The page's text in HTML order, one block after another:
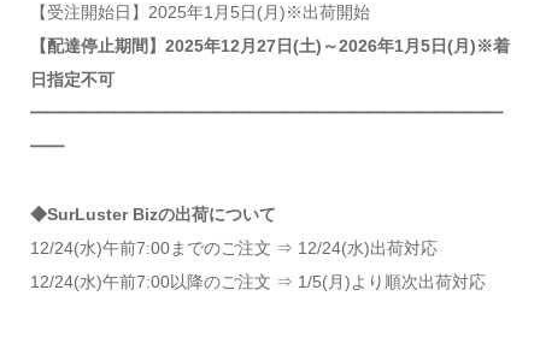
【受注開始日】2025年1月5日(月)※出荷開始
【配達停止期間】2025年12月27日(土)～2026年1月5日(月)※着
日指定不可
━━━━━━━━━━━━━━━━━━━━━━━━━━━━
━━
◆SurLuster Bizの出荷について
12/24(水)午前7:00までのご注文 ⇒ 12/24(水)出荷対応
12/24(水)午前7:00以降のご注文 ⇒ 1/5(月)より順次出荷対応